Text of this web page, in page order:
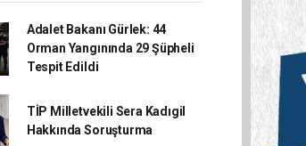
Adalet Bakanı Gürlek: 44
Orman Yangınında 29 Şüpheli
Tespit Edildi
TİP Milletvekili Sera Kadıgil
Hakkında Soruşturma